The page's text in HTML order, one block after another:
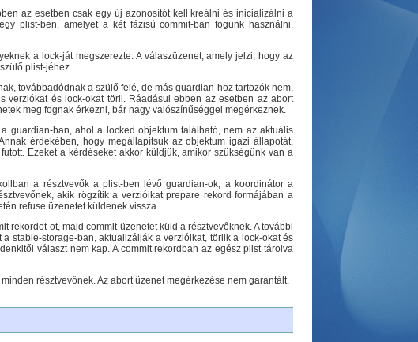
az esetben csak egy új azonosítót kell kreálni és inicializálni a
plist-ben, amelyet a két fázisú commit-ban fogunk használni.
a lock-ját megszerezte. A válaszüzenet, amely jelzi, hogy az
plist-jéhez.
továbbadódnak a szülő felé, de más guardian-hoz tartozók nem,
és lock-okat törli. Ráadásul ebben az esetben az abort
meg fognak érkezni, bár nagy valószínűséggel megérkeznek.
guardian-ban, ahol a locked objektum található, nem az aktuális
érdekében, hogy megállapítsuk az objektum igazi állapotát,
Ezeket a kérdéseket akkor küldjük, amikor szükségünk van a
a résztvevők a plist-ben lévő guardian-ok, a koordinátor a
akik rögzítik a verzióikat prepare rekord formájában a
refuse üzenetet küldenek vissza.
rekordot-ot, majd commit üzenetet küld a résztvevőknek. A további
stable-storage-ban, aktualizálják a verzióikat, törlik a lock-okat és
választ nem kap. A commit rekordban az egész plist tárolva
résztvevőnek. Az abort üzenet megérkezése nem garantált.